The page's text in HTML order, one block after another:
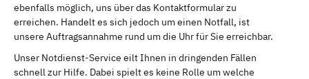
ebenfalls möglich, uns über das Kontaktformular zu
erreichen. Handelt es sich jedoch um einen Notfall, ist
unsere Auftragsannahme rund um die Uhr für Sie erreichbar.
Unser Notdienst-Service eilt Ihnen in dringenden Fällen
schnell zur Hilfe. Dabei spielt es keine Rolle um welche